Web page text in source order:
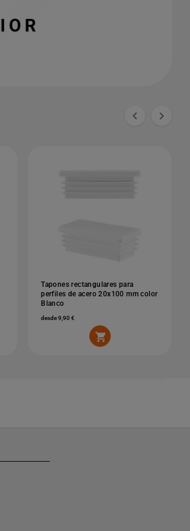
 
Tapones rectangulares para
perfiles de acero 20x100 mm color
Blanco
desde 9,90 €
